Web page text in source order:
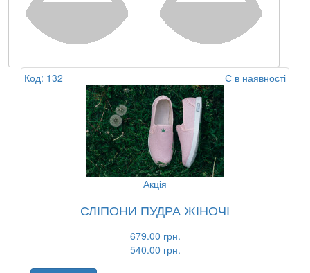
Код: 132 Є в наявності
Акція
СЛІПОНИ ПУДРА ЖІНОЧІ
679.00 грн.
540.00 грн.